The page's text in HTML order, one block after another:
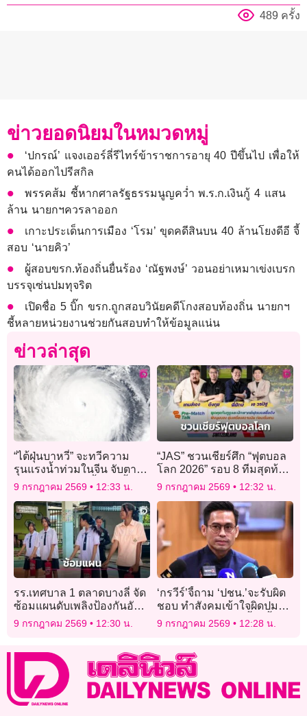
489 ครั้ง
ข่าวยอดนิยมในหมวดหมู่
‘ปกรณ์’ แจงเออร์ลี่รีไทร์ข้าราชการอายุ 40 ปีขึ้นไป เพื่อให้
คนได้ออกไปรีสกิล
พรรคส้ม ชี้หากศาลรัฐธรรมนูญคว่ำ พ.ร.ก.เงินกู้ 4 แสน
ล้าน นายกฯควรลาออก
เกาะประเด็นการเมือง ‘โรม’ ขุดคดีสินบน 40 ล้านโยงดีอี จี้
สอบ ‘นายคิว’
ผู้สอบขรก.ท้องถิ่นยื่นร้อง ‘ณัฐพงษ์’ วอนอย่าเหมาเข่งเบรก
บรรจุเซ่นปมทุจริต
เปิดชื่อ 5 บิ๊ก ขรก.ถูกสอบวินัยคดีโกงสอบท้องถิ่น นายกฯ
ชี้หลายหน่วยงานช่วยกันสอบทำให้ข้อมูลแน่น
ข่าวล่าสุด
“ไต้ฝุ่นบาหวี่” จะทวีความ
รุนแรงน้ำท่วมในจีน จับตา
สภาพอากาศสุดขั้วเกิดขึ้น
บ่อยปีนี้
9 กรกฎาคม 2569 12:33 น.
“JAS” ชวนเชียร์ศึก “ฟุตบอล
โลก 2026” รอบ 8 ทีมสุดท้าย
“ฟ้าขาว ดวล สวิส”
9 กรกฎาคม 2569 12:32 น.
รร.เทศบาล 1 ตลาดบางลี่ จัด
ซ้อมแผนดับเพลิงป้องกันอัคคี
ภัย
9 กรกฎาคม 2569 12:30 น.
‘กรวีร์’จี้ถาม ‘ปชน.’จะรับผิด
ชอบ ทำสังคมเข้าใจผิดปม
‘นิรโทษกรรม’โยงเอื้อ ‘ฮั้ว
สว.’อย่างไร
9 กรกฎาคม 2569 12:28 น.